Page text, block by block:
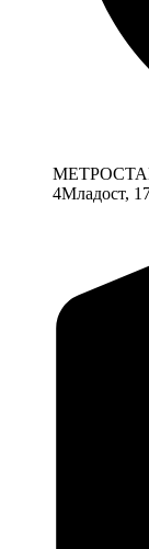
4Младост,